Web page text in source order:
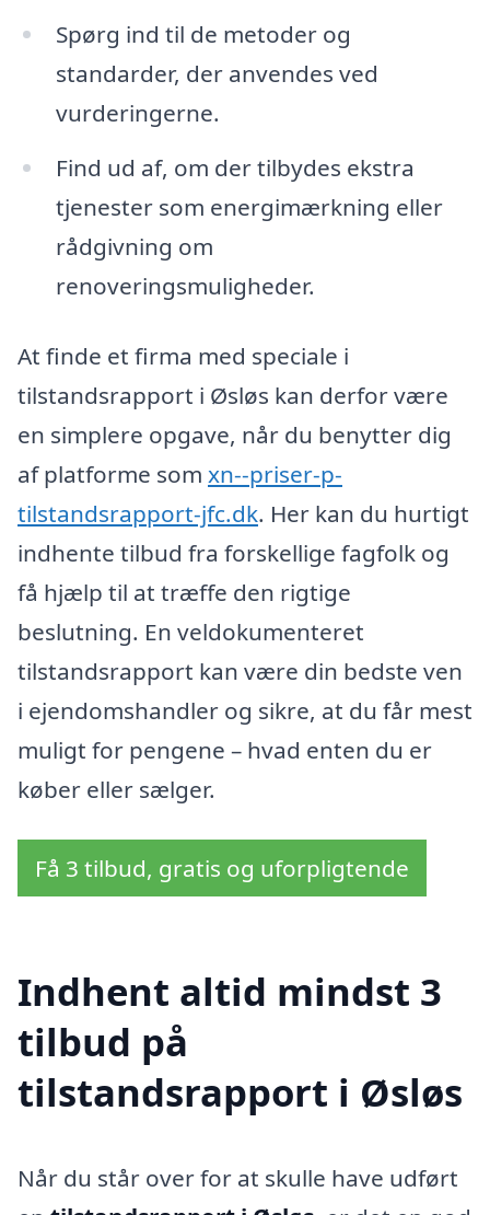
Spørg ind til de metoder og
standarder, der anvendes ved
vurderingerne.
Find ud af, om der tilbydes ekstra
tjenester som energimærkning eller
rådgivning om
renoveringsmuligheder.
At finde et firma med speciale i
tilstandsrapport i Øsløs kan derfor være
en simplere opgave, når du benytter dig
af platforme som xn--priser-p-
tilstandsrapport-jfc.dk. Her kan du hurtigt
indhente tilbud fra forskellige fagfolk og
få hjælp til at træffe den rigtige
beslutning. En veldokumenteret
tilstandsrapport kan være din bedste ven
i ejendomshandler og sikre, at du får mest
muligt for pengene – hvad enten du er
køber eller sælger.
Få 3 tilbud, gratis og uforpligtende
Indhent altid mindst 3
tilbud på
tilstandsrapport i Øsløs
Når du står over for at skulle have udført